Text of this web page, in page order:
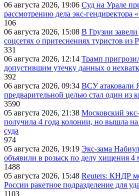
06 августа 2026, 19:06 Суд на Урале
рассмотрению дела экс-
106
06 августа 2026, 15:08 В Грузии
соцсетях о притеснениях туристов из
331
06 августа 2026, 12:14 Трамп
допустившим утечку данных о
392
06 августа 2026, 09:34 ВСУ атаковали
предварительной целью стал один
3590
05 августа 2026, 21:38 Московский
получила 4 года колонии, но вышла на
суда
974
05 августа 2026, 19:19 Экс-зама
объявили в розыск по делу хищения 4
1488
05 августа 2026, 15:48 Reuters: КНДР
России ракетное подразделение для
1103